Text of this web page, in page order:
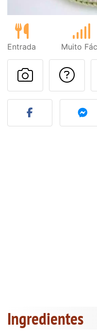
Entrada Muito
Fez esta
Ingredientes